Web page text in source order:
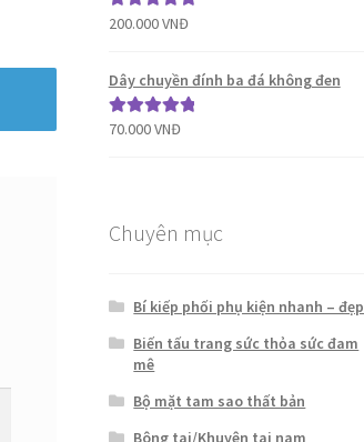
Được xếp
sao
200.000VNĐ
Dây chuyền đính ba đá không đen
Được xếp
70.000VNĐ
Chuyên mục
Bí kiếp phối phụ kiện nhanh – đẹp
Biến tấu trang sức thỏa sức đam
mê
Bộ mặt tam sao thất bản
Bông tai/Khuyên tai nam